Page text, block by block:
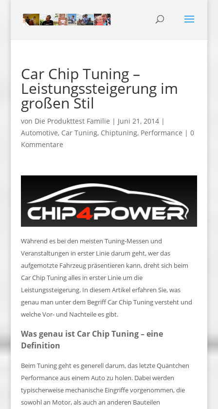
Car Chip Tuning –
Leistungssteigerung im
großen Stil
von Die Produkttest Familie | Juni 21, 2014|
Automotive, Car Tuning, Chiptuning, Performance | 0
Kommentare
Während es bei den meisten Tuning-Messen und
Veranstaltungen in erster Linie darum geht, wer das
aufgemotzte Fahrzeug präsentieren kann, dreht sich beim
Car Chip Tuning alles in erster Linie um die
Leistungssteigerung. In diesem Artikel erfahren Sie, was
genau man unter dem Begriff Car Chip Tuning versteht und
welche Vor- und Nachteile es gibt.
Was genau ist Car Chip Tuning – eine
Definition
Beim Tuning geht es generell darum, das letzte Quäntchen
Performance aus einem Auto zu holen. Dabei werden
typischerweise mechanische Eingriffe vorgenommen, die
sowohl an Motor, als auch an anderen Bauteilen